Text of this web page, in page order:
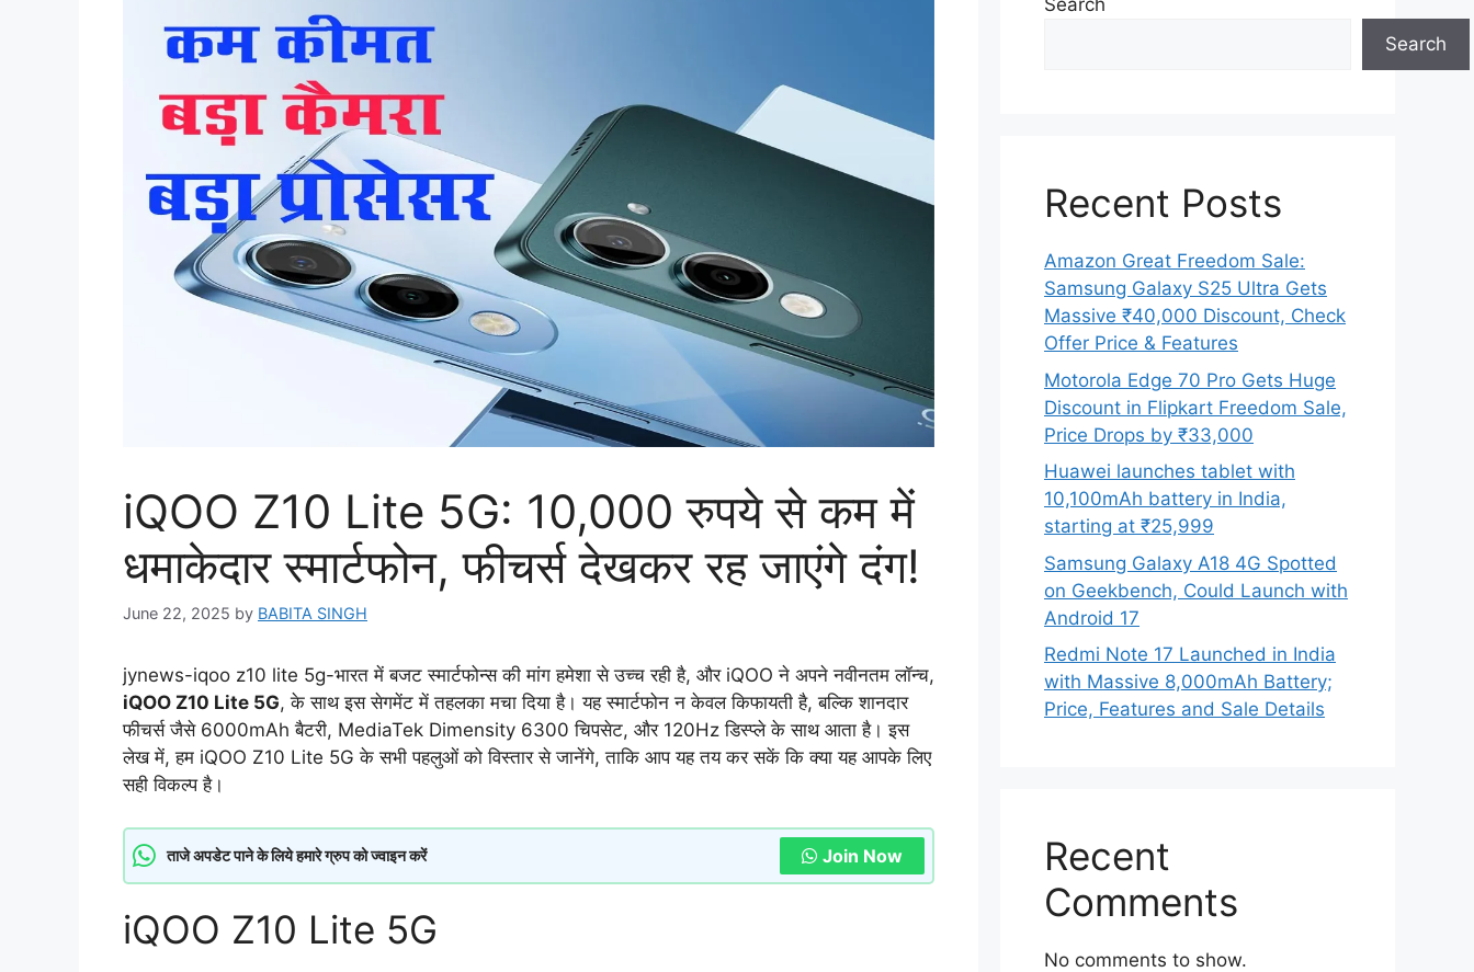
iQOO Z10 Lite 5G: 10,000 रुपये से कम में
धमाकेदार स्मार्टफोन, फीचर्स देखकर रह जाएंगे दंग!
June 22, 2025 by BABITA SINGH
jynews-iqoo z10 lite 5g-भारत में बजट स्मार्टफोन्स की मांग हमेशा से उच्च रही है, और iQOO ने अपने नवीनतम लॉन्च,
iQOO Z10 Lite 5G, के साथ इस सेगमेंट में तहलका मचा दिया है। यह स्मार्टफोन न केवल किफायती है, बल्कि शानदार
फीचर्स जैसे 6000mAh बैटरी, MediaTek Dimensity 6300 चिपसेट, और 120Hz डिस्प्ले के साथ आता है। इस
लेख में, हम iQOO Z10 Lite 5G के सभी पहलुओं को विस्तार से जानेंगे, ताकि आप यह तय कर सकें कि क्या यह आपके लिए
सही विकल्प है।
ताजे अपडेट पाने के लिये हमारे ग्रुप को ज्वाइन करें Join Now
iQOO Z10 Lite 5G
Search
Search
Recent Posts
Amazon Great Freedom Sale:
Samsung Galaxy S25 Ultra Gets
Massive ₹40,000 Discount, Check
Offer Price & Features
Motorola Edge 70 Pro Gets Huge
Discount in Flipkart Freedom Sale,
Price Drops by ₹33,000
Huawei launches tablet with
10,100mAh battery in India,
starting at ₹25,999
Samsung Galaxy A18 4G Spotted
on Geekbench, Could Launch with
Android 17
Redmi Note 17 Launched in India
with Massive 8,000mAh Battery;
Price, Features and Sale Details
Recent
Comments
No comments to show.